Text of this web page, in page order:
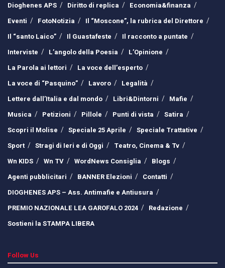
Dioghenes APS
Diritto di replica
Economia&finanza
Eventi
FotoNotizia
Il “Moscone”, la rubrica del Direttore
Il “santo Laico”
Il Guastafeste
Il racconto a puntate
Interviste
L’angolo della Poesia
L’Opinione
La Parola ai lettori
La voce dell’esperto
La voce di “Pasquino”
Lavoro
Legalità
Lettere dall’Italia e dal mondo
Libri&Dintorni
Mafie
Musica
Petizioni Pillole Punti di vista
Satira
Scopri il Molise
Speciale 25 Aprile
Speciale Trattative
Sport
Stragi di Ieri e di Oggi
Teatro, Cinema & Tv
Wn KIDS
Wn TV WordNews Consiglia
Blogs
Agenti pubblicitari
BANNER Elezioni
Contatti
DIOGHENES APS – Ass. Antimafie e Antiusura
PREMIO NAZIONALE LEA GAROFALO 2024
Redazione
Sostieni la STAMPA LIBERA
Follow Us